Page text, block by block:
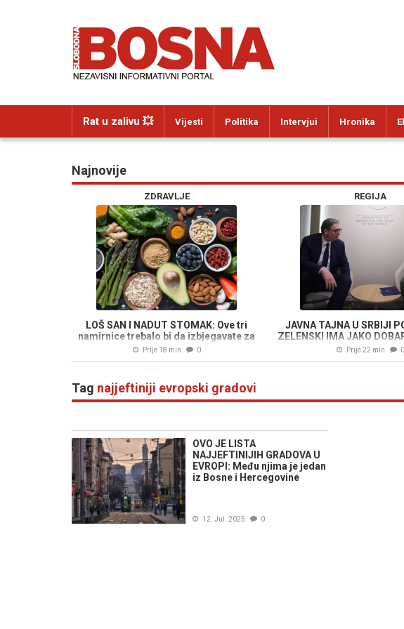
Rat u zalivu 💥 Vijesti Politika Intervjui Hronika
Najnovije
ZDRAVLJE
LOŠ SAN I NADUT STOMAK: Ove tri
namirnice trebalo bi da izbjegavate za
večeru
Prije 18 min 0
REGIJA
JAVNA TAJNA U SRBIJI
ZELENSKI IMA JAKO
DOLAZAK: "Već se
Prije 22 min 0
Tag najjeftiniji evropski gradovi
OVO JE LISTA
NAJJEFTINIJIH GRADOVA U
EVROPI: Među njima je jedan
iz Bosne i Hercegovine
12. Jul. 2025 0